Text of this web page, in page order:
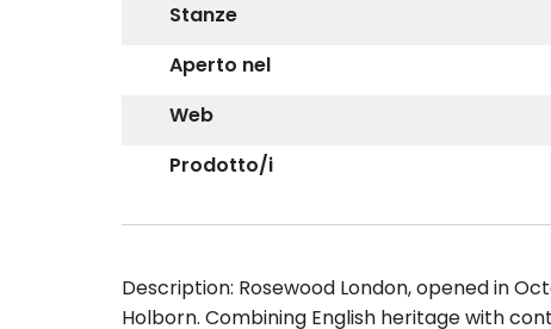
Stanze
Aperto nel
Web
Prodotto/i
Description: Rosewood London, opened in
Holborn. Combining English heritage with